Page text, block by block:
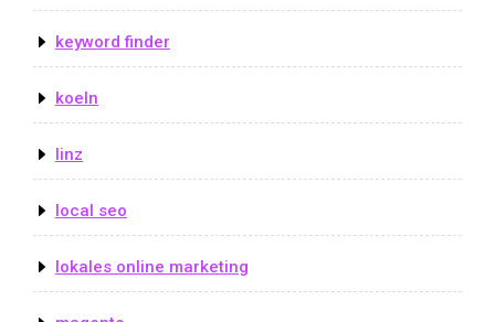
keyword finder
koeln
linz
local seo
lokales online marketing